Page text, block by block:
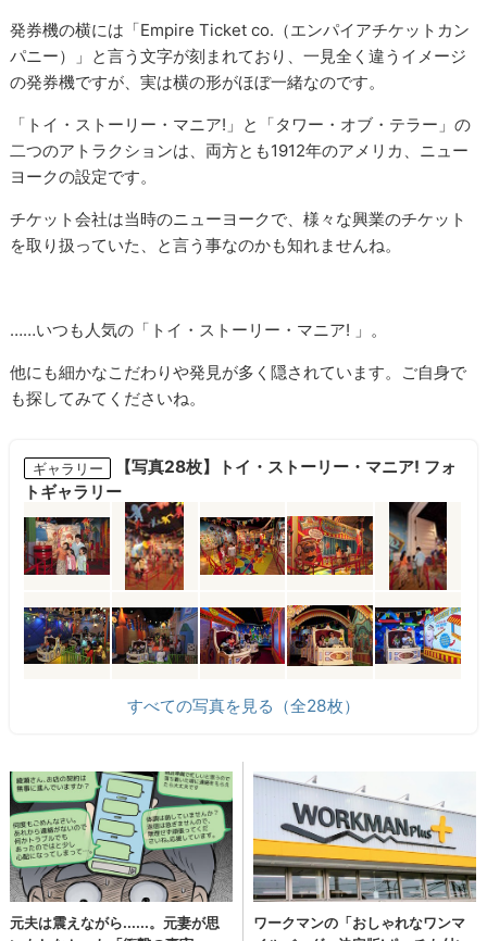
発券機の横には「Empire Ticket co.（エンパイアチケットカン
パニー）」と言う文字が刻まれており、一見全く違うイメージ
の発券機ですが、実は横の形がほぼ一緒なのです。
「トイ・ストーリー・マニア!」と「タワー・オブ・テラー」の
二つのアトラクションは、両方とも1912年のアメリカ、ニュー
ヨークの設定です。
チケット会社は当時のニューヨークで、様々な興業のチケット
を取り扱っていた、と言う事なのかも知れませんね。
……いつも人気の 「トイ・ストーリー・マニア! 」。
他にも細かなこだわりや発見が多く隠されています。ご自身で
も探してみてくださいね。
ギャラリー
【写真28枚】トイ・ストーリー・マニア! フォ
トギャラリー
すべての写真を見る（全28枚）